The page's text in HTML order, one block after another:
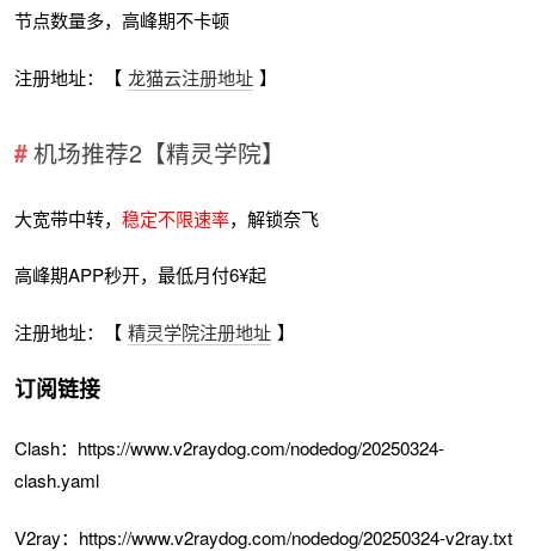
节点数量多，高峰期不卡顿
注册地址：【 龙猫云注册地址 】
机场推荐2【精灵学院】
大宽带中转，稳定不限速率，解锁奈飞
高峰期APP秒开，最低月付6¥起
注册地址：【 精灵学院注册地址 】
订阅链接
Clash：https://www.v2raydog.com/nodedog/20250324-
clash.yaml
V2ray：https://www.v2raydog.com/nodedog/20250324-v2ray.txt